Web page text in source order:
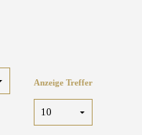
Anzeige Treffer